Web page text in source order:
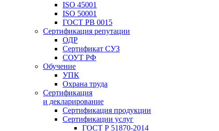
ISO 45001
ISO 50001
ГОСТ РВ 0015
Сертификация репутации
ОДР
Сертификат СУЗ
СОУТ РФ
Обучение
УПК
Охрана труда
Сертификация
и декларирование
Сертификация продукции
Сертификации услуг
ГОСТ Р 51870-2014